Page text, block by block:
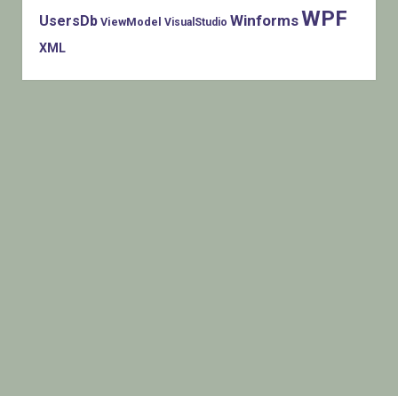
UsersDb ViewModel VisualStudio WinformsWPF
XML